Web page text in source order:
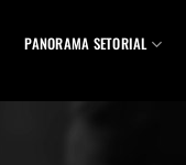
PANORAMA SETORIAL